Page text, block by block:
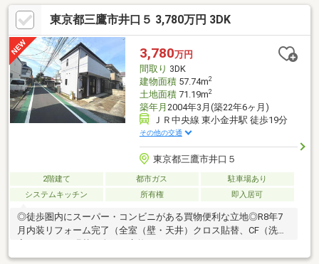
報知器新設・モニター付インターホン交換・キッチンガスコンロ
交換・キッチン水栓交換・トイレ（便座・換気扇）交換・全室コ
ンセントスイッチ交換・防蟻工事【リフォーム履歴】2020年4月
外壁・屋根塗装実施、ヒートポンプ給湯器新規設置
東京都三鷹市井口５ 3,780万円 3DK
3,780万円
間取り 3DK
建物面積57.74m2
土地面積71.19m2
築年月 2004年3月(築22年6ヶ月)
ＪＲ中央線 東小金井駅 徒歩19分
その他の交通
東京都三鷹市井口５
2階建て 都市ガス
駐車場あり
システムキッチン
所有権 即入居可
◎徒歩圏内にスーパー・コンビニがある買物便利な立地◎R8年7
月内装リフォーム完了（全室（壁・天井）クロス貼替、CF（洗面
室・トイレ）張替、全網戸交換、キッチンガスコンロ・キッチン
水栓・トイレ（便座・換気扇）交換、全室コンセント・スイッチ